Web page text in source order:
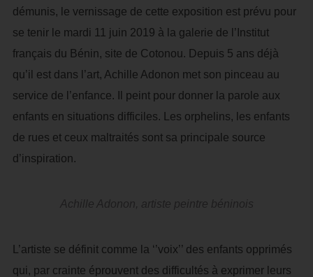
démunis, le vernissage de cette exposition est prévu pour
se tenir le mardi 11 juin 2019 à la galerie de l’Institut
français du Bénin, site de Cotonou. Depuis 5 ans déjà
qu’il est dans l’art, Achille Adonon met son pinceau au
service de l’enfance. Il peint pour donner la parole aux
enfants en situations difficiles. Les orphelins, les enfants
de rues et ceux maltraités sont sa principale source
d’inspiration.
Achille Adonon, artiste peintre béninois
L’artiste se définit comme la ‘’voix’’ des enfants opprimés
qui, par crainte éprouvent des difficultés à exprimer leurs